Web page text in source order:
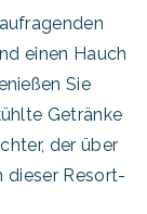
einen Hauch
Sie
Getränke
der über
dieser Resort-